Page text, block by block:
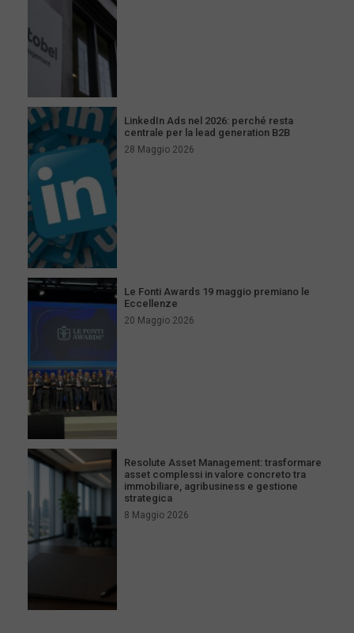
LinkedIn Ads nel 2026: perché resta
centrale per la lead generation B2B
28 Maggio 2026
Le Fonti Awards 19 maggio premiano le
Eccellenze
20 Maggio 2026
Resolute Asset Management: trasformare
asset complessi in valore concreto tra
immobiliare, agribusiness e gestione
strategica
8 Maggio 2026